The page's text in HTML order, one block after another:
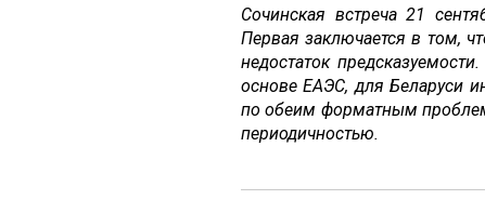
Сочинская встреча 21
Первая заключается в том,
недостаток
основе ЕАЭС, для Беларуси
по обеим форматным
периодичностью.